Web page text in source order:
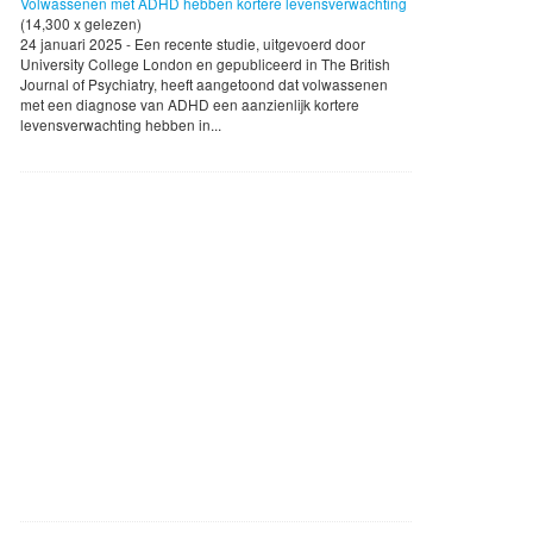
(14,300 x gelezen)
24 januari 2025 - Een recente studie, uitgevoerd door
University College London en gepubliceerd in The British
Journal of Psychiatry, heeft aangetoond dat volwassenen
met een diagnose van ADHD een aanzienlijk kortere
levensverwachting hebben in...